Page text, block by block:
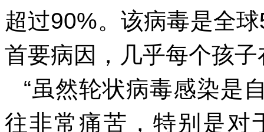
超过90%。该病毒是全
首要病因，几乎每个孩
“虽然轮状病毒感染是
往非常痛苦，特别是对